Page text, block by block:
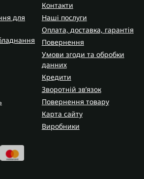
для
Контакти
Наші послуги
Оплата, доставка, гарантія
Повернення
Умови згоди та обробки
данних
Кредити
Зворотній зв’язок
Повернення товару
Карта сайту
Виробники